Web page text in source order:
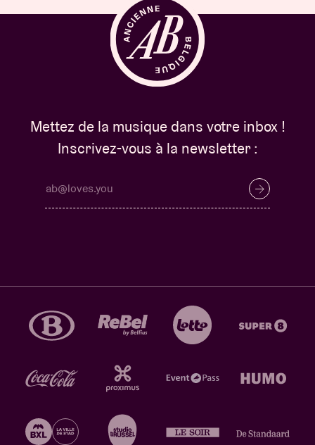
Mettez de la musique dans votre inbox !
Inscrivez-vous à la newsletter :